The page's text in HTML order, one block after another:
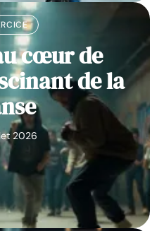
cœur de
de la
2026